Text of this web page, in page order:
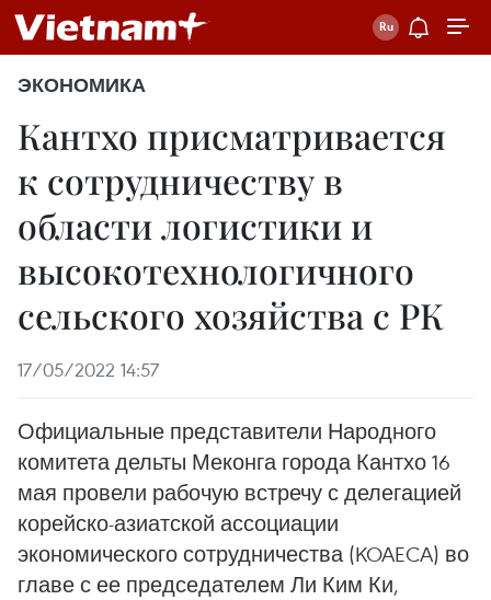
ЭКОНОМИКА
Кантхо присматривается
к сотрудничеству в
области логистики и
высокотехнологичного
сельского хозяйства с РК
17/05/2022 14:57
Официальные представители Народного
комитета дельты Меконга города Кантхо 16
мая провели рабочую встречу с делегацией
корейско-азиатской ассоциации
экономического сотрудничества (KOAECA) во
главе с ее председателем Ли Ким Ки,